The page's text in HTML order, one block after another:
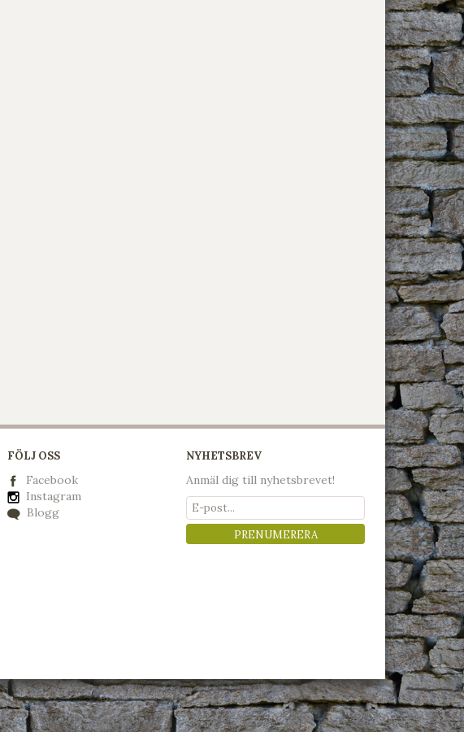
FÖLJ OSS
Facebook
Instagram
Blogg
NYHETSBREV
Anmäl dig till nyhetsbrevet!
PRENUMERERA